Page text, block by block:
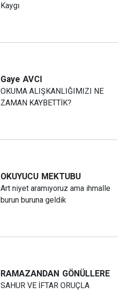
Kaygı
Gaye AVCI
OKUMA ALIŞKANLIĞIMIZI NE
ZAMAN KAYBETTİK?
OKUYUCU MEKTUBU
Art niyet aramıyoruz ama ihmalle
burun buruna geldik
RAMAZANDAN GÖNÜLLERE
SAHUR VE İFTAR ORUÇLA